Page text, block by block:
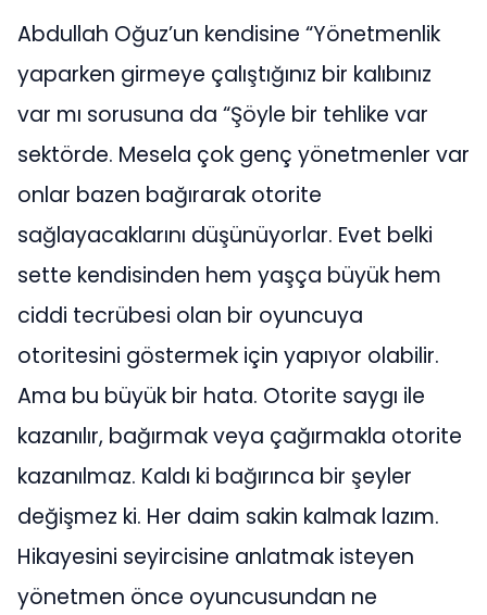
Abdullah Oğuz’un kendisine “Yönetmenlik
yaparken girmeye çalıştığınız bir kalıbınız
var mı sorusuna da “Şöyle bir tehlike var
sektörde. Mesela çok genç yönetmenler var
onlar bazen bağırarak otorite
sağlayacaklarını düşünüyorlar. Evet belki
sette kendisinden hem yaşça büyük hem
ciddi tecrübesi olan bir oyuncuya
otoritesini göstermek için yapıyor olabilir.
Ama bu büyük bir hata. Otorite saygı ile
kazanılır, bağırmak veya çağırmakla otorite
kazanılmaz. Kaldı ki bağırınca bir şeyler
değişmez ki. Her daim sakin kalmak lazım.
Hikayesini seyircisine anlatmak isteyen
yönetmen önce oyuncusundan ne